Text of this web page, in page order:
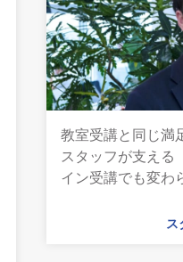
教室受講と同じ満
スタッフが支える
イン受講でも変わ
ス